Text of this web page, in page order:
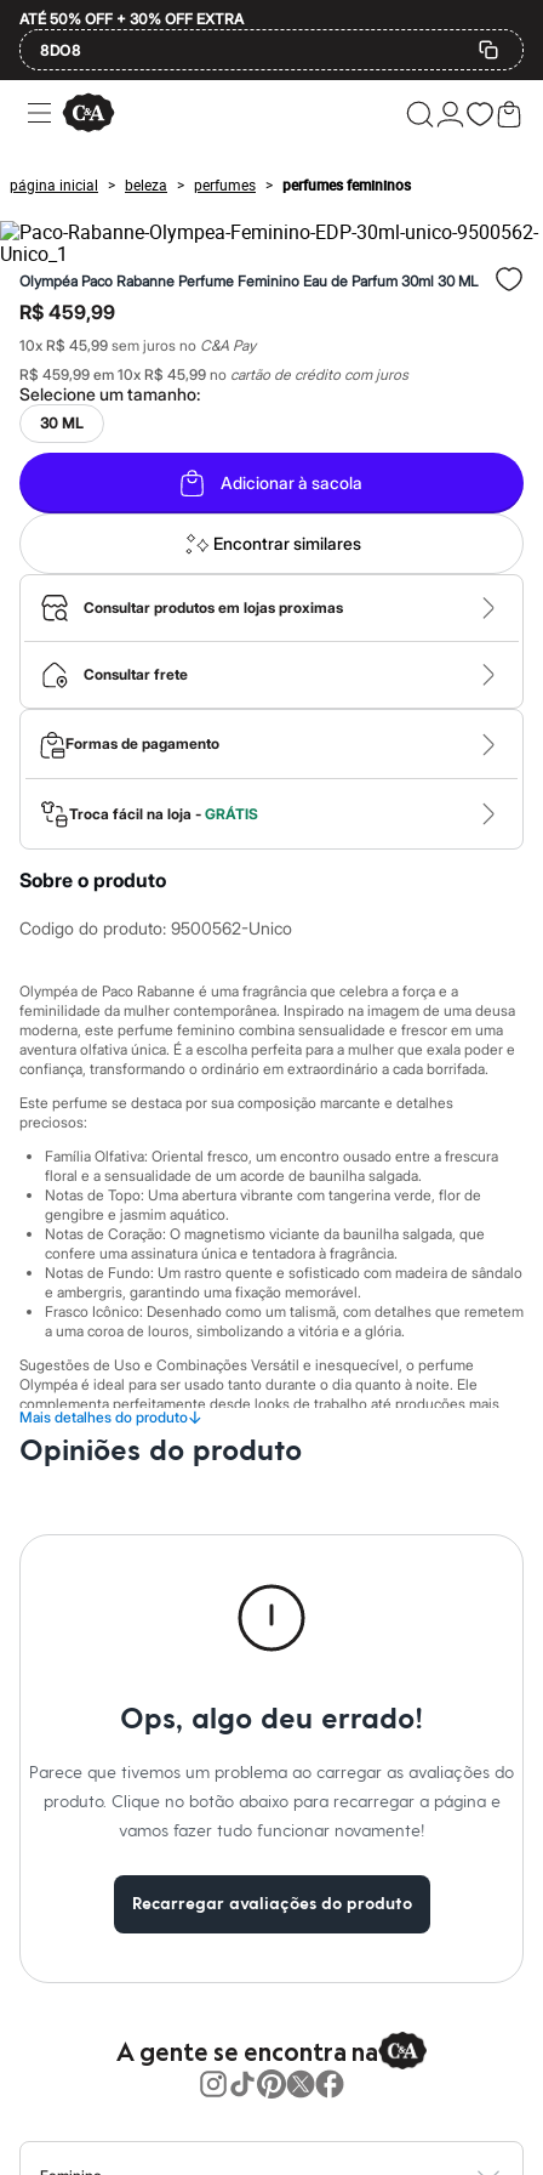
ATÉ 50% OFF + 30% OFF EXTRA
8DO8
Ofertas
Compre por Departamento
Masculino
Infantil
Calçados
Mindse7
Plus Size
Até 20% off
Até 40% off
Até 60% off
A partir de 60% off
Feminino
Em alta
Inverno
Alfaiataria
Novidades
Roupas
Blusas e Camisetas
Básicos
Calças
Casacos e Jaquetas
Jeans
Macacões
Saias
Shorts e Bermudas
Vestidos
Acessórios
Bolsas
Bonés e Chapéus
Bijoux
Cintos
Óculos
Relógios
Calçados
Botas
Chinelos
Rasteirinhas
Sandálias
Tênis
Marcas
City
Clock House
Mindset
Sawary
Yessica
Moda esportiva
Acessórios
Blusas
Calçados
Leggings
Shorts e Bermudas
Tops
Moda íntima
Calcinhas
Cintas e Modeladores
Meias
Pijamas
Sutiãs e Tops
Moda praia
Biquínis
Maiôs
Plus size
Blusas e Camisetas
Inverno
Novidades
Roupas
Camisetas e Regatas
Casacos e Jaquetas
Polos
Acessórios
Calçados
Botas
página inicial > beleza > perfumes > perfumes femininos
Olympéa Paco Rabanne Perfume Feminino Eau de Parfum 30ml 30 ML
R$ 459,99
10x R$ 45,99 sem juros no C&A Pay
R$ 459,99 em 10x R$ 45,99 no cartão de crédito com juros
Selecione umtamanho:
30 ML
Adicionar à sacola
Encontrar similares
Consultar produtos em lojas proximas
Consultar frete
Formas de pagamento
Troca fácil na loja - GRÁTIS
Sobre o produto
Codigo do produto: 9500562-Unico
Olympéa de Paco Rabanne é uma fragrância que celebra a força e a
feminilidade da mulher contemporânea. Inspirado na imagem de uma deusa
moderna, este perfume feminino combina sensualidade e frescor em uma
aventura olfativa única. É a escolha perfeita para a mulher que exala poder e
confiança, transformando o ordinário em extraordinário a cada borrifada.
Este perfume se destaca por sua composição marcante e detalhes
preciosos:
Família Olfativa: Oriental fresco, um encontro ousado entre a frescura
floral e a sensualidade de um acorde de baunilha salgada.
Notas de Topo: Uma abertura vibrante com tangerina verde, flor de
gengibre e jasmim aquático.
Notas de Coração: O magnetismo viciante da baunilha salgada, que
confere uma assinatura única e tentadora à fragrância.
Notas de Fundo: Um rastro quente e sofisticado com madeira de sândalo
e ambergris, garantindo uma fixação memorável.
Frasco Icônico: Desenhado como um talismã, com detalhes que remetem
a uma coroa de louros, simbolizando a vitória e a glória.
Sugestões de Uso e Combinações Versátil e inesquecível, o perfume
Olympéa é ideal para ser usado tanto durante o dia quanto à noite. Ele
complementa perfeitamente desde looks de trabalho até produções mais
elaboradas para eventos especiais. Aplique nos pontos de pulsação, como
pulsos e pescoço, para intensificar sua presença e criar uma aura de poder e
sofisticação por onde passar.
Mais detalhes do produto↓
Informacoes gerais:
Opiniões do produto
Ops, algo deu errado!
Parece que tivemos um problema ao carregar as avaliações do
produto. Clique no botão abaixo para recarregar a página e
vamos fazer tudo funcionar novamente!
Recarregar avaliações do produto
A gente se encontra na